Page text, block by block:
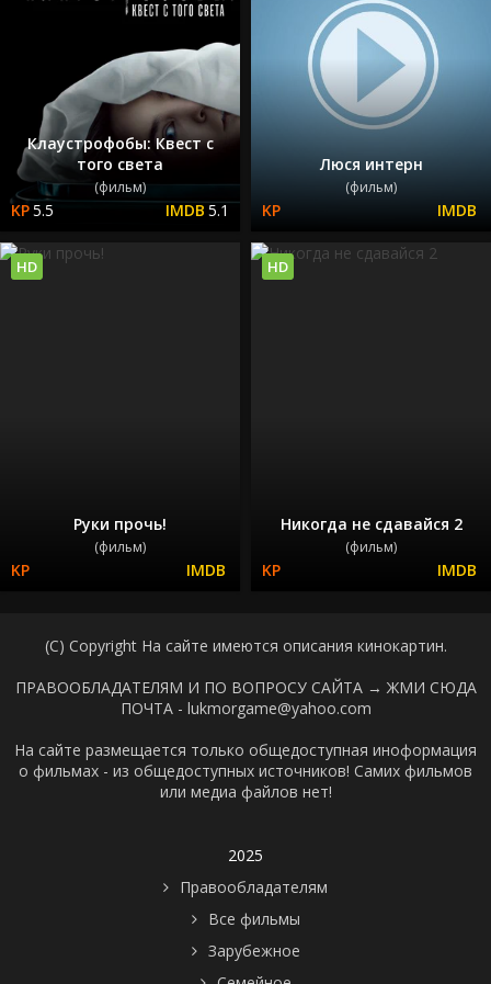
Клаустрофобы: Квест с
того света
(фильм)
5.5 5.1
Люся интерн
(фильм)
Руки прочь!
(фильм)
HD
Никогда не сдавайся 2
(фильм)
HD
(C) Copyright На сайте имеются описания кинокартин.
ПРАВООБЛАДАТЕЛЯМ И ПО ВОПРОСУ САЙТА → ЖМИ СЮДА
ПОЧТА - lukmorgame@yahoo.com
На сайте размещается только общедоступная иноформация
о фильмах - из общедоступных источников! Самих фильмов
или медиа файлов нет!
2025
Правообладателям
Все фильмы
Зарубежное